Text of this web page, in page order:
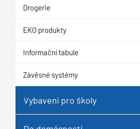
Drogerie
EKO produkty
Informační tabule
Závěsné systémy
Vybavení pro školy